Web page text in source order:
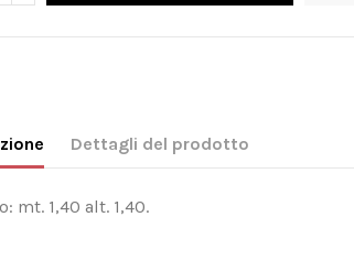
Dettagli del prodotto
mt. 1,40 alt. 1,40.